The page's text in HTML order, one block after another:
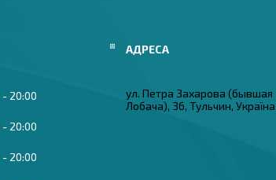
20:00
20:00
20:00
ул. Петра Захарова (бывшая
Лобача), 36, Тульчин, Україна